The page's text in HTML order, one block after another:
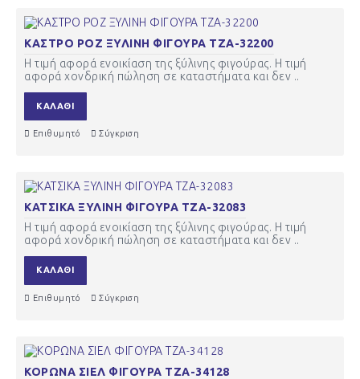
ΚΑΣΤΡΟ ΡΟΖ ΞΥΛΙΝΗ ΦΙΓΟΥΡΑ ΤΖΑ-32200
Η τιμή αφορά ενοικίαση της ξύλινης φιγούρας. Η τιμή
αφορά χονδρική πώληση σε καταστήματα και δεν ..
ΚΑΛΆΘΙ
Επιθυμητό Σύγκριση
ΚΑΤΣΙΚΑ ΞΥΛΙΝΗ ΦΙΓΟΥΡΑ ΤΖΑ-32083
Η τιμή αφορά ενοικίαση της ξύλινης φιγούρας. Η τιμή
αφορά χονδρική πώληση σε καταστήματα και δεν ..
ΚΑΛΆΘΙ
Επιθυμητό Σύγκριση
ΚΟΡΩΝΑ ΣΙΕΛ ΦΙΓΟΥΡΑ ΤΖΑ-34128